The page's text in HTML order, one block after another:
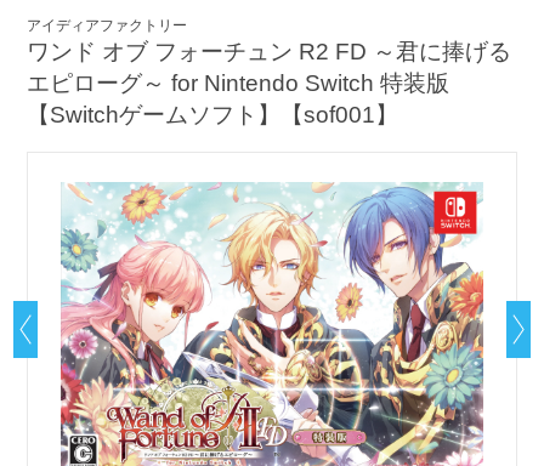
アイディアファクトリー
ワンド オブ フォーチュン R2 FD ～君に捧げる
エピローグ～ for Nintendo Switch 特装版
【Switchゲームソフト】【sof001】